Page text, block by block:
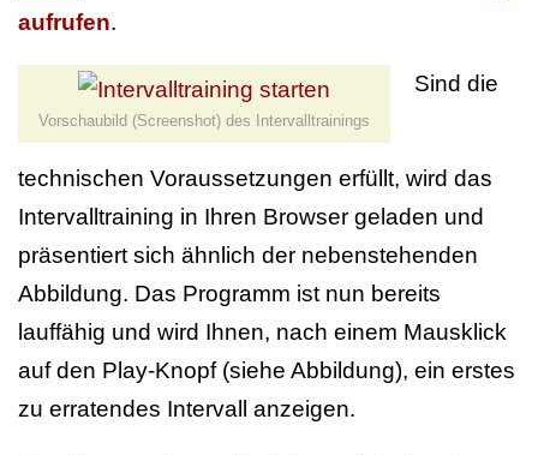
aufrufen.
Vorschaubild (Screenshot) des Intervalltrainings
Sind die
technischen Voraussetzungen erfüllt, wird das
Intervalltraining in Ihren Browser geladen und
präsentiert sich ähnlich der nebenstehenden
Abbildung. Das Programm ist nun bereits
lauffähig und wird Ihnen, nach einem Mausklick
auf den Play-Knopf (siehe Abbildung), ein erstes
zu erratendes Intervall anzeigen.